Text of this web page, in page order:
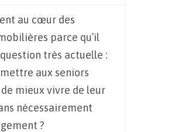
au cœur des
parce qu’il
très actuelle :
aux seniors
mieux vivre de leur
nécessairement
?